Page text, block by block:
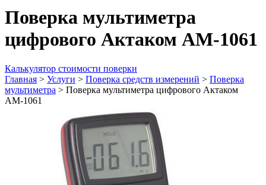
Поверка мультиметра
цифрового Актаком АМ-1061
Калькулятор стоимости поверки
Главная > Услуги > Поверка средств измерений > Поверка
мультиметра > Поверка мультиметра цифрового Актаком
АМ-1061